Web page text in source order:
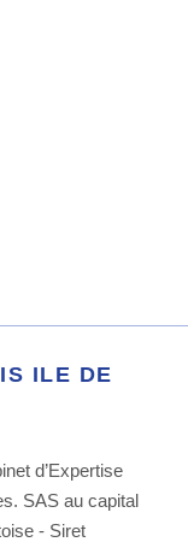
ILE DE
d’Expertise
SAS au capital
- Siret